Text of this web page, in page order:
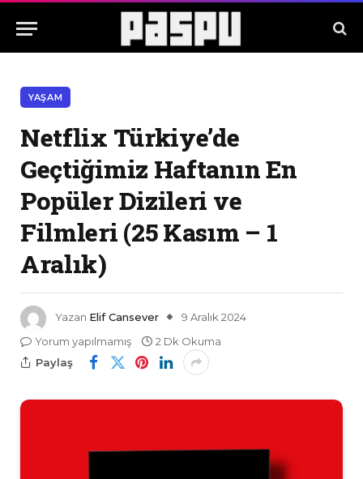
YAŞAM
Netflix Türkiye’de
Geçtiğimiz Haftanın En
Popüler Dizileri ve
Filmleri (25 Kasım – 1
Aralık)
Yazan Elif Cansever
9 Aralık 2024
Yorum yapılmamış
2 Dk Okuma
Paylaş